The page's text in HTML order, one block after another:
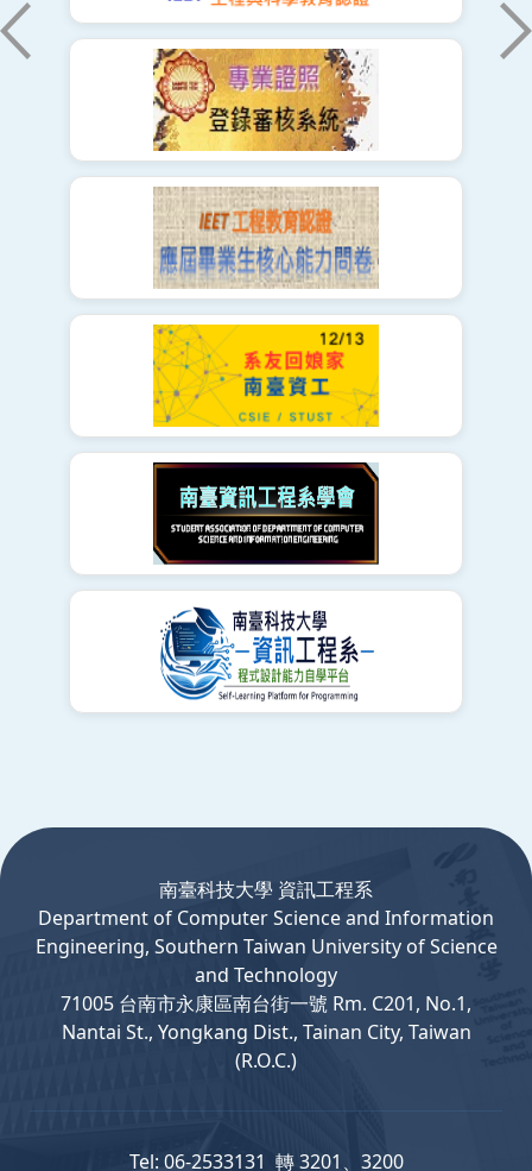
南臺科技大學 資訊工程系
Departmentof ComputerScience and Information
Engineering, Southern Taiwan University of Science
and Technology
71005 台南市永康區南台街一號 Rm. C201, No.1,
Nantai St., Yongkang Dist., Tainan City, Taiwan
(R.O.C.)
Tel: 06-2533131 轉 3201、3200